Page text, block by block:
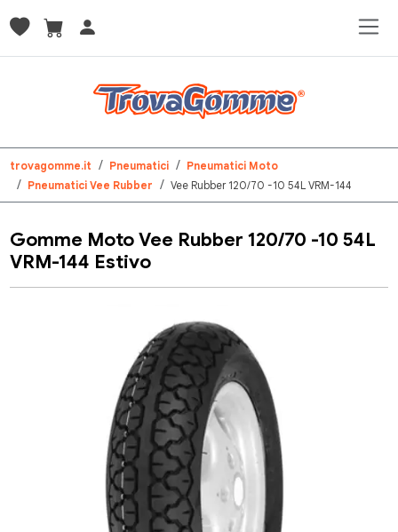
trovagomme.it Pneumatici
Pneumatici Moto
Pneumatici Vee Rubber
Vee Rubber 120/70 -10 54L VRM-144
Gomme Moto Vee Rubber 120/70 -10 54L
VRM-144 Estivo